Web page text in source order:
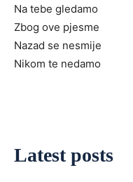
Na tebe gledamo
Zbog ove pjesme
Nazad se nesmije
Nikom te nedamo
Latest posts